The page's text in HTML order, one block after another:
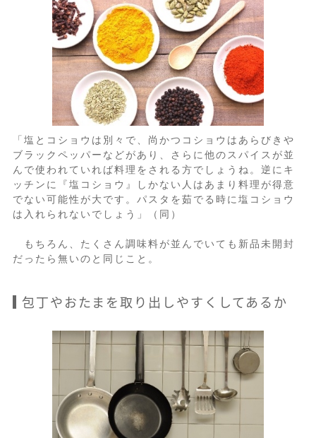
「塩とコショウは別々で、尚かつコショウはあらびきや
ブラックペッパーなどがあり、さらに他のスパイスが並
んで使われていれば料理をされる方でしょうね。逆にキ
ッチンに『塩コショウ』しかない人はあまり料理が得意
でない可能性が大です。パスタを茹でる時に塩コショウ
は入れられないでしょう」（同）
もちろん、たくさん調味料が並んでいても新品未開封
だったら無いのと同じこと。
包丁やおたまを取り出しやすくしてあるか